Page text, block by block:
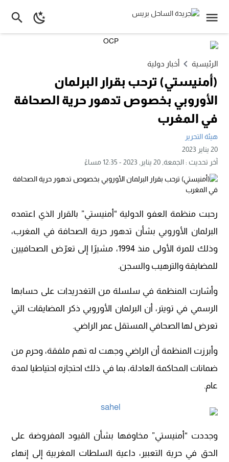
الرئيسية أخبار دولية
(أمنيستي) ترحب بقرار البرلمان
الأوروبي بخصوص تدهور حرية الصحافة
في المغرب
هيئة التحرير
20 يناير 2023
آخر تحديث :الجمعة, 20 يناير, 2023 - 12:35 مساءً
رحبت منظمة العفو الدولية “أمنيستي” بالقرار الذي اعتمده
البرلمان الأوروبي بشأن تدهور حرية الصحافة في المغرب،
وذلك للمرة الأولى منذ 1994، مشيرًا إلى تعرّض الصحافيين
للمضايقة والترهيب والسجن.
وأشارت المنظمة في سلسلة من التغدريدات على حسابها
الرسمي في تويتر، أن البرلمان الأوروبي ذكر المضايقات التي
تعرض لها الصحافي المستقل عمر الراضي.
وأبرزت المنظمة أن الراضي وجهت له تهم ملفقة، وحرم من
ضمانات المحاكمة العادلة، بما في ذلك احتجازه احتياطيا لمدة
عام.
وجددت “أمنيستي” مخاوفها بشأن القيود المفروضة على
الحق في حرية التعبير، داعية السلطات المغربية إلى إنهاء